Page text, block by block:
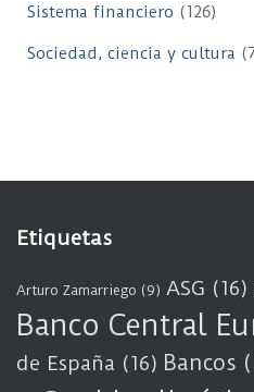
Sistema financiero (126)
Sociedad, ciencia y cultura
Etiquetas
Arturo Zamarriego (9) ASG (16)
Banco Central
de España (16) Bancos